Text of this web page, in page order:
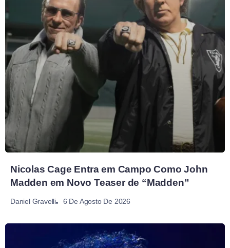
Nicolas Cage Entra em Campo Como John
Madden em Novo Teaser de “Madden”
Daniel Gravelli 6 De Agosto De 2026